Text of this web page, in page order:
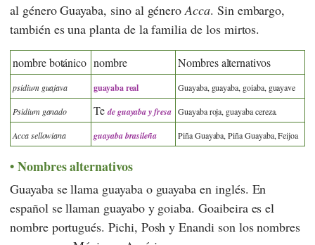
al género Guayaba, sino al géneroAcca. Sin embargo,
también es una planta de la familia de los mirtos.
nombre botánico nombre Nombres alternativos
psidium guajava guayaba real Guayaba, guayaba, goiaba, guayave
Psidium ganado Tede guayaba y fresa Guayaba roja, guayaba cereza.
Acca sellowiana guayaba brasileña Piña Guayaba, Piña Guayaba, Feijoa
Nombres alternativos
Guayaba se llama guayaba o guayaba en inglés. En
español se llaman guayabo y goiaba. Goaibeira es el
nombre portugués. Pichi, Posh y Enandi son los nombres